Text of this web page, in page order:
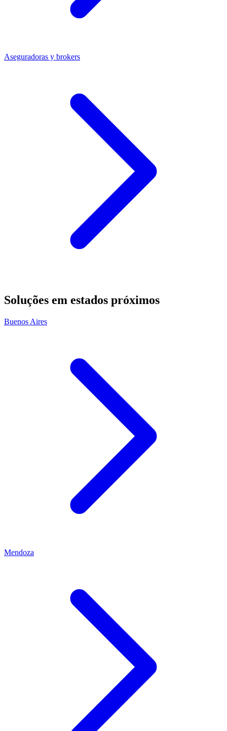
Aseguradoras y brokers
Soluções em estados próximos
Buenos Aires
Mendoza